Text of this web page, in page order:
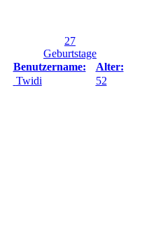
27
Geburtstage
Benutzername:
Alter:
Twidi
52